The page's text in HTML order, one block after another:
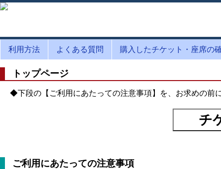
利用方法 よくある質問 購入したチケット・座席の
トップページ
◆下段の【ご利用にあたっての注意事項】を、お求めの前
ご利用にあたっての注意事項